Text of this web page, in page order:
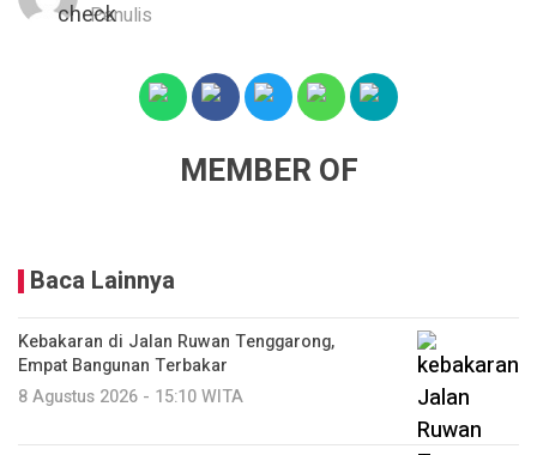
Penulis
MEMBER OF
Baca Lainnya
Kebakaran di Jalan Ruwan Tenggarong,
Empat Bangunan Terbakar
8 Agustus 2026 - 15:10 WITA